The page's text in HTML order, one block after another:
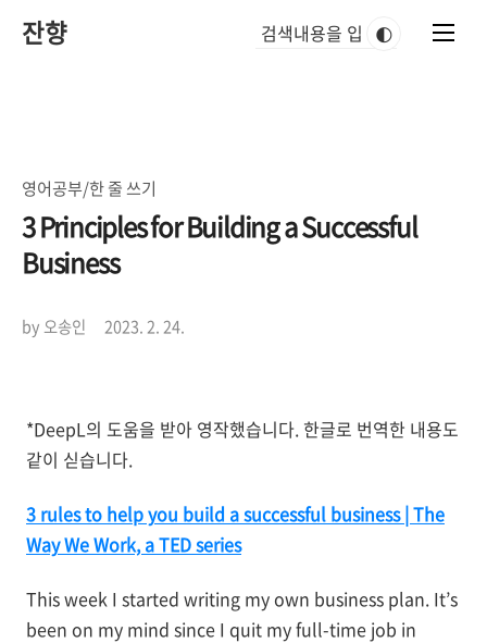
잔향 🌓
영어공부/한 줄 쓰기
3 Principles for Building a Successful
Business
by 오송인 2023. 2. 24.
*DeepL의 도움을 받아 영작했습니다. 한글로 번역한 내용도
같이 싣습니다.
3 rules to help you build a successful business | The
Way We Work, a TED series
This week I started writing my own business plan. It’s
been on my mind since I quit my full-time job in